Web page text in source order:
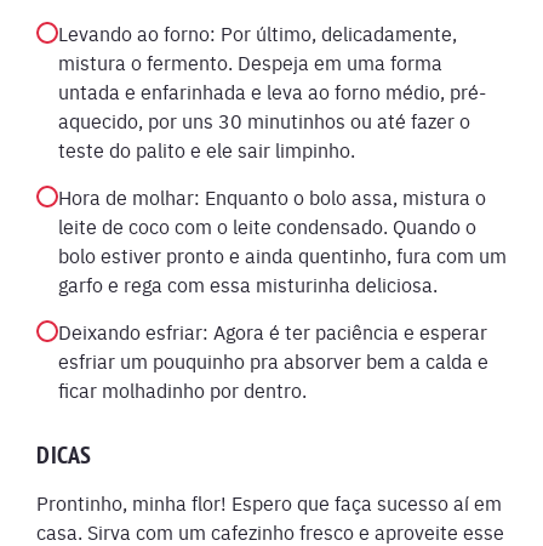
Levando ao forno: Por último, delicadamente,
mistura o fermento. Despeja em uma forma
untada e enfarinhada e leva ao forno médio, pré-
aquecido, por uns 30 minutinhos ou até fazer o
teste do palito e ele sair limpinho.
Hora de molhar: Enquanto o bolo assa, mistura o
leite de coco com o leite condensado. Quando o
bolo estiver pronto e ainda quentinho, fura com um
garfo e rega com essa misturinha deliciosa.
Deixando esfriar: Agora é ter paciência e esperar
esfriar um pouquinho pra absorver bem a calda e
ficar molhadinho por dentro.
DICAS
Prontinho, minha flor! Espero que faça sucesso aí em
casa. Sirva com um cafezinho fresco e aproveite esse